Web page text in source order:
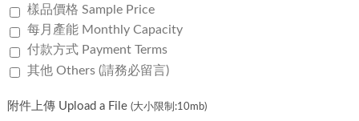
樣品價格 Sample Price
每月產能 Monthly Capacity
付款方式 Payment Terms
其他 Others (請務必留言)
附件上傳 Upload a File (大小限制:10mb)